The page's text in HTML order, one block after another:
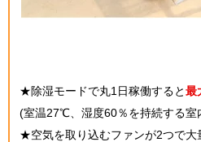
★除湿モードで丸1日稼働すると 最
(室温27℃、湿度60％を持続する室
★空気を取り込むファンが2つで大